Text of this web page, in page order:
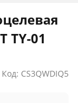
TY-01
Код: CS3QWDIQ5